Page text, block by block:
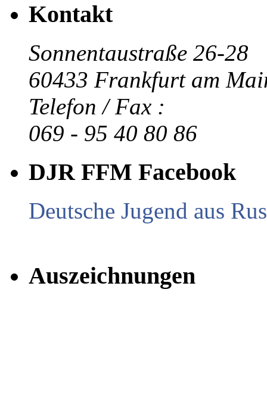
Kontakt
Sonnentaustraße 26-28
60433 Frankfurt am
Telefon / Fax :
069 - 95 40 80 86
DJR FFM Facebook
Deutsche Jugend aus
Auszeichnungen